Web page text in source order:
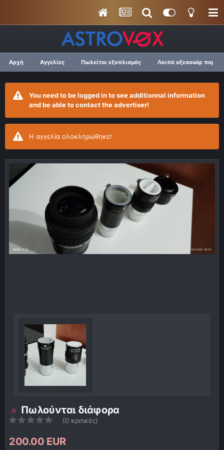
Αρχή Αγγελίες Πωλείται εξοπλισμός Λοιπά αξεσουάρ
You need to be logged in to see additionnal information
and be able to contact the advertiser!
Η αγγελία ολοκληρώθηκε!
Πωλούνται διάφορα
(0 κριτικές)
200.00 EUR